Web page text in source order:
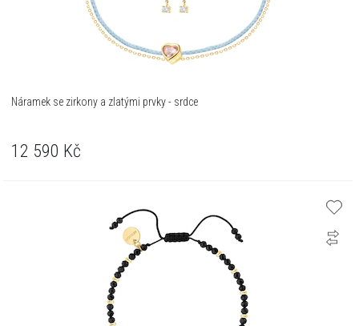
Náramek se zirkony a zlatými prvky - srdce
12 590 Kč